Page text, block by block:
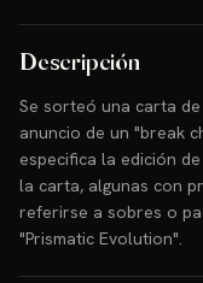
Descripción
Se sorteó una carta
anuncio de un "break
especifica la edición
la carta, algunas con
referirse a sobres o
"Prismatic Evolution".